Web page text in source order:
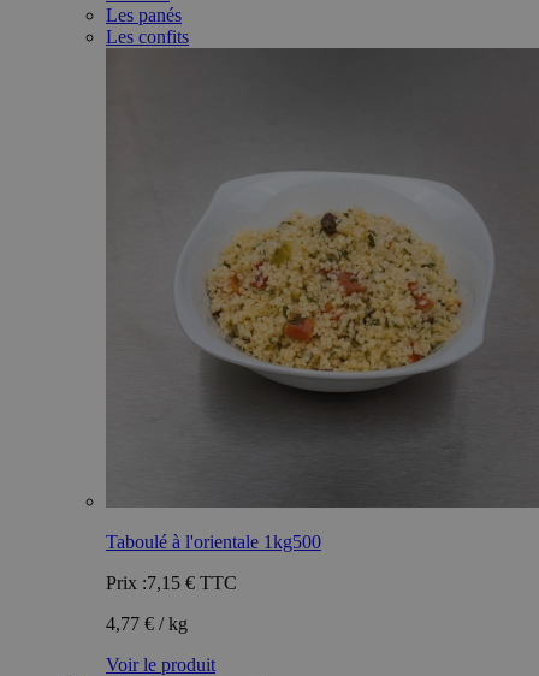
Les panés
Les confits
Taboulé à l'orientale 1kg500
Prix :7,15 € TTC
4,77 € / kg
Voir le produit